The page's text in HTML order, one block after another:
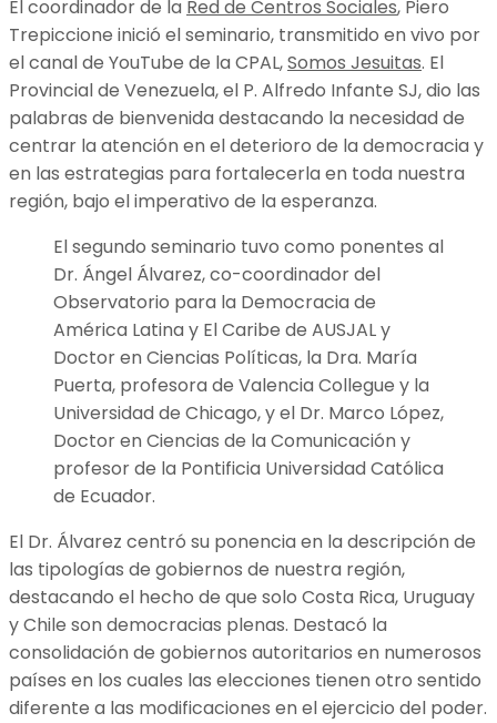
El coordinador de la Red de Centros Sociales, Piero
Trepiccione inició el seminario, transmitido en vivo por
el canal de YouTube de la CPAL,Somos Jesuitas. El
Provincial de Venezuela, el P. Alfredo Infante SJ, dio las
palabras de bienvenida destacando la necesidad de
centrar la atención en el deterioro de la democracia y
en las estrategias para fortalecerla en toda nuestra
región, bajo el imperativo de la esperanza.
El segundo seminario tuvo como ponentes al
Dr. Ángel Álvarez, co-coordinador del
Observatorio para la Democracia de
América Latina y El Caribe de AUSJAL y
Doctor en Ciencias Políticas, la Dra. María
Puerta, profesora de Valencia Collegue y la
Universidad de Chicago, y el Dr. Marco López,
Doctor en Ciencias de la Comunicación y
profesor de la Pontificia Universidad Católica
de Ecuador.
El Dr. Álvarez centró su ponencia en la descripción de
las tipologías de gobiernos de nuestra región,
destacando el hecho de que solo Costa Rica, Uruguay
y Chile son democracias plenas. Destacó la
consolidación de gobiernos autoritarios en numerosos
países en los cuales las elecciones tienen otro sentido
diferente a las modificaciones en el ejercicio del poder.